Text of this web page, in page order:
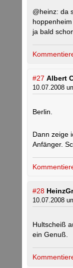
@heinz: da
ja bald
#27 Albert
10.07.2008
Berlin.
Dann zeige
Anfänger.
#28
10.07.2008
Hultscheiß
ein Genuß.